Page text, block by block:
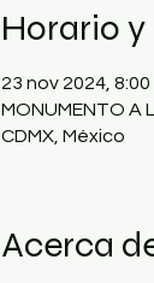
Horario
23 nov 2024, 8:00
MONUMENTO A
CDMX, México
Acerca